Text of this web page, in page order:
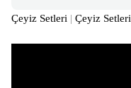
Çeyiz Setleri | Çeyiz Setleri